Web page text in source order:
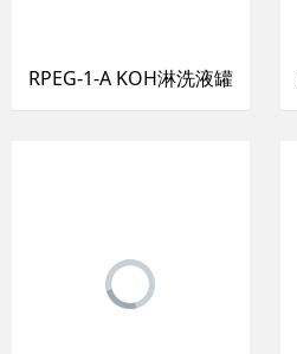
RPEG-1-A KOH淋洗液罐